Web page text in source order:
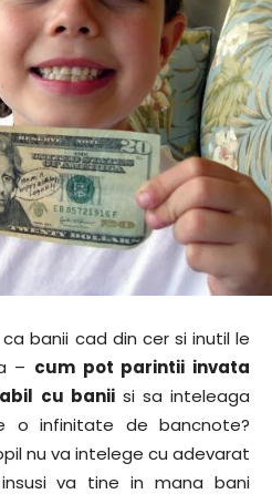
banii cad din cer si inutil le
– cum pot parintii invata
cu baniisi sa inteleaga
o infinitate de bancnote?
nu va intelege cu adevarat
va tine in mana bani